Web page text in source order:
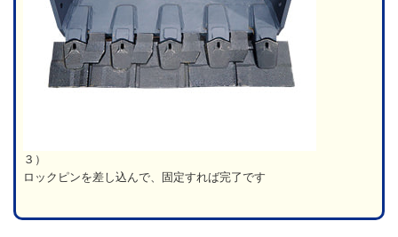
３）
ロックピンを差し込んで、固定すれば完了です